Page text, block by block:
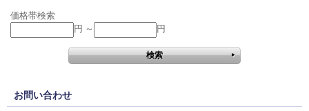
価格帯検索
円 ～
円
お問い合わせ